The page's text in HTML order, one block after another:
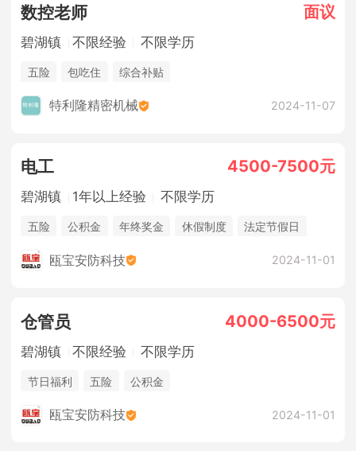
数控老师 面议
碧湖镇 不限经验 不限学历
五险 包吃住 综合补贴
特利隆精密机械 2024-11-07
电工 4500-7500元
碧湖镇 1年以上经验 不限学历
五险 公积金 年终奖金 休假制度 法定节假日
瓯宝安防科技 2024-11-01
仓管员 4000-6500元
碧湖镇 不限经验 不限学历
节日福利 五险 公积金
瓯宝安防科技 2024-11-01